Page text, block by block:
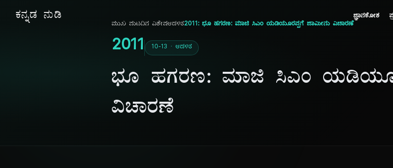
ಕನ್ನಡ ನುಡಿ ಜ್ಞಾನಕೋಶ
ಮುಖ ಪುಟದಿನ ವಿಶೇಷಆಡಳಿತ2011: ಭೂ ಹಗರಣ: ಮಾಜಿ ಸಿಎಂ ಯಡಿಯೂರಪ್ಪಗೆ ಜಾಮೀನು ವಿಚಾರಣೆ
2011 10-13 · ಆಡಳಿತ
ಭೂ ಹಗರಣ: ಮಾಜಿ ಸಿಎಂ
ವಿಚಾರಣೆ